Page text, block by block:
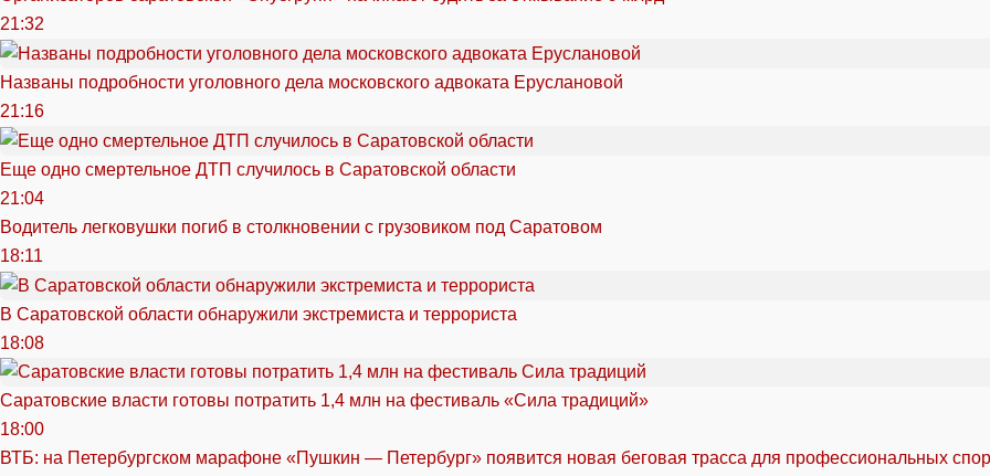
21:32
Названы подробности уголовного дела московского адвоката Еруслановой
21:16
Еще одно смертельное ДТП случилось в Саратовской области
21:04
Водитель легковушки погиб в столкновении с грузовиком под Саратовом
18:11
В Саратовской области обнаружили экстремиста и террориста
18:08
Саратовские власти готовы потратить 1,4 млн на фестиваль «Сила традиций»
18:00
ВТБ: на Петербургском марафоне «Пушкин — Петербург» появится новая беговая трасса для профессиональных